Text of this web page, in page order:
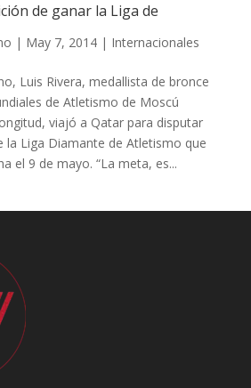
de ganar la Liga de
| May 7, 2014| Internacionales
Luis Rivera, medallista de bronce
de Atletismo de Moscú
viajó a Qatar para disputar
la Liga Diamante de Atletismo que
el 9 de mayo. “La meta, es...